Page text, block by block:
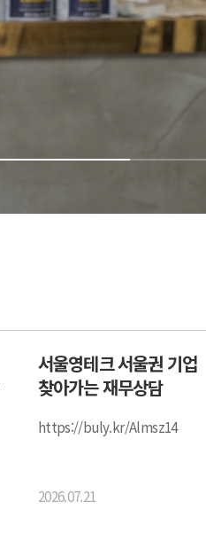
서울영테크 서울권 기업
찾아가는 재무상담
https://buly.kr/Almsz14
2026.07.21